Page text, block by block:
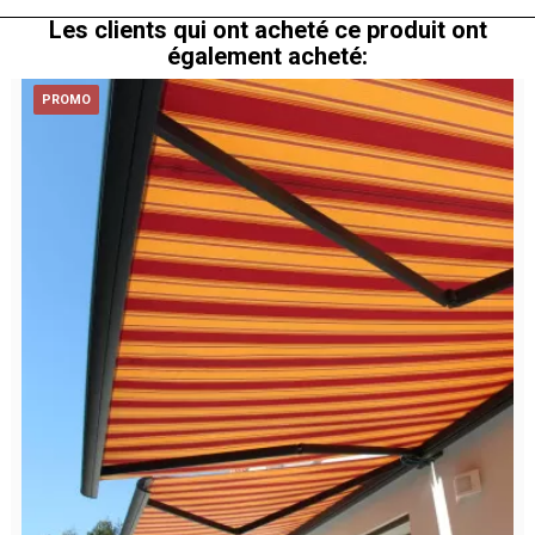
Les clients qui ont acheté ce produit ont
également acheté:
PROMO